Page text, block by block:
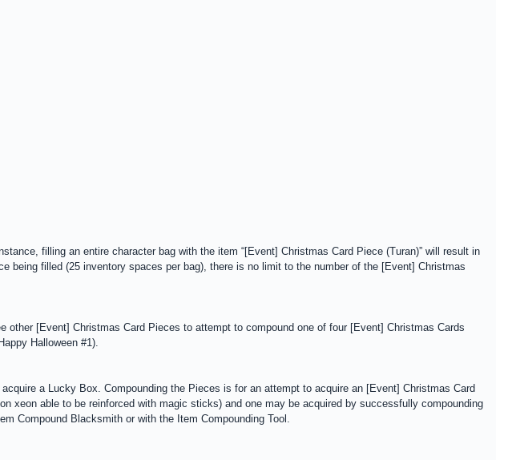
filling an entire character bag with the item “[Event] Christmas Card Piece (Turan)” will result in
being filled (25 inventory spaces per bag), there is no limit to the number of the [Event] Christmas
other [Event] Christmas Card Pieces to attempt to compound one of four [Event] Christmas Cards
Halloween #1).
a Lucky Box. Compounding the Pieces is for an attempt to acquire an [Event] Christmas Card
xeon able to be reinforced with magic sticks) and one may be acquired by successfully compounding
Compound Blacksmith or with the Item Compounding Tool.